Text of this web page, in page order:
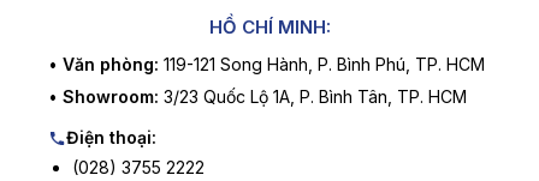
HỒ CHÍ MINH:
• Văn phòng: 119-121 Song Hành, P. Bình Phú, TP. HCM
• Showroom: 3/23 Quốc Lộ 1A, P. Bình Tân, TP. HCM
Điện thoại:
(028) 3755 2222